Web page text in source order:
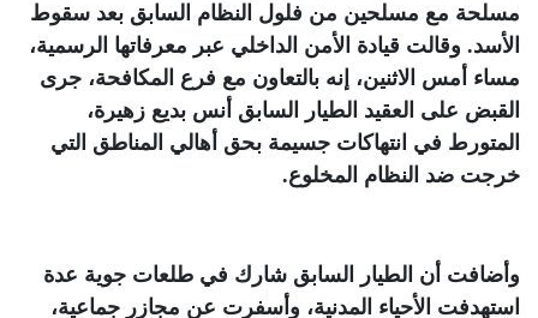
مسلحة مع مسلحين من فلول النظام السابق بعد سقوط
الأسد. وقالت قيادة الأمن الداخلي عبر معرفاتها الرسمية،
مساء أمس الاثنين، إنه بالتعاون مع فرع المكافحة، جرى
القبض على العقيد الطيار السابق أنس بديع زهيرة،
المتورط في انتهاكات جسيمة بحق أهالي المناطق التي
خرجت ضد النظام المخلوع.
وأضافت أن الطيار السابق شارك في طلعات جوية عدة
استهدفت الأحياء المدنية، وأسفرت عن مجازر جماعية،